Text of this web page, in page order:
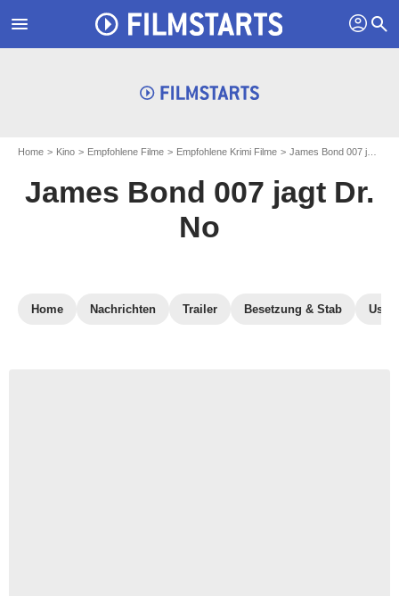
menu profil search
Home Kino Empfohlene Filme Empfohlene Krimi Filme James Bond 007 jagt Dr. No
James Bond 007 jagt Dr.
No
Home Nachrichten Trailer Besetzung & Stab